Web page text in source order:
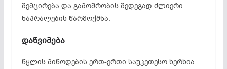
შემცირება და გამოშრობის შედეგად ძლიერი
ნაპრალების წარმოქმნა.
დაწვიმება
წყლის მიწოდების ერთ-ერთი საუკეთესო ხერხია.